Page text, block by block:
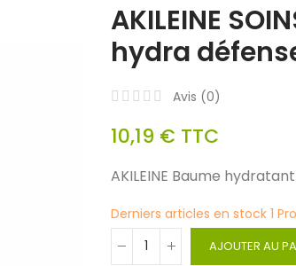
AKILEINE
hydra
Avis (0)
10,19 € TTC
AKILEINE Baume
Derniers articles en stock 1
AJOUTER AU